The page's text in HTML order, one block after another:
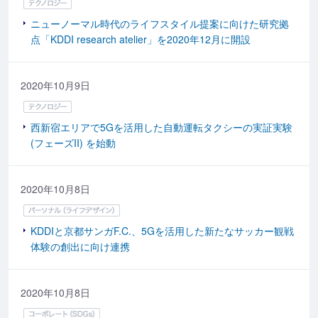
ニューノーマル時代のライフスタイル提案に向けた研究拠
点「KDDI research atelier」を2020年12月に開設
2020年10月9日
西新宿エリアで5Gを活用した自動運転タクシーの実証実験
(フェーズII) を始動
2020年10月8日
KDDIと京都サンガF.C.、5Gを活用した新たなサッカー観戦
体験の創出に向け連携
2020年10月8日